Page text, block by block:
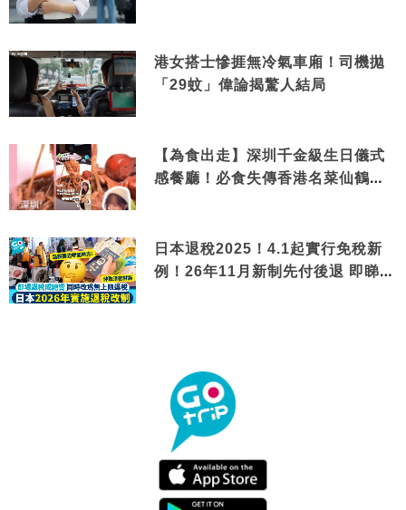
港女搭士慘捱無冷氣車廂！司機拋
「29蚊」偉論揭驚人結局
【為食出走】深圳千金級生日儀式
感餐廳！必食失傳香港名菜仙鶴神
日本退稅2025！4.1起實行免稅新
例！26年11月新制先付後退 即睇步